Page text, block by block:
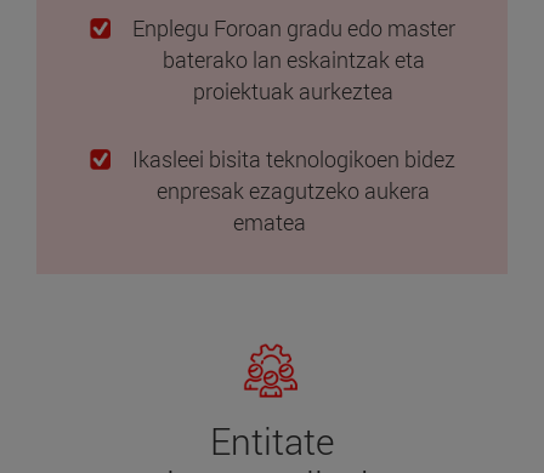
Enplegu Foroan gradu edo master
baterako lan eskaintzak eta
proiektuak aurkeztea
Ikasleei bisita teknologikoen bidez
enpresak ezagutzeko aukera
ematea
Entitate